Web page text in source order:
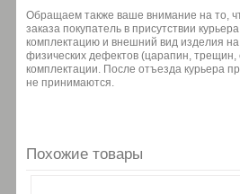
Обращаем также ваше внимание на то,
заказа покупатель в присутствии
комплектацию и внешний вид изделия на
физических дефектов (царапин, трещин,
комплектации. После отъезда курьера
не принимаются.
Похожие товары